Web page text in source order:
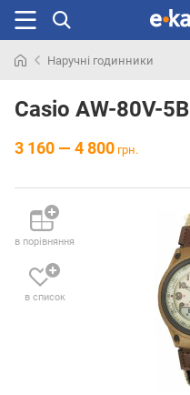
раніше
Наручні годинники
Casio AW-80V-5B
3 160 — 4 800 грн.
в порівняння
в список